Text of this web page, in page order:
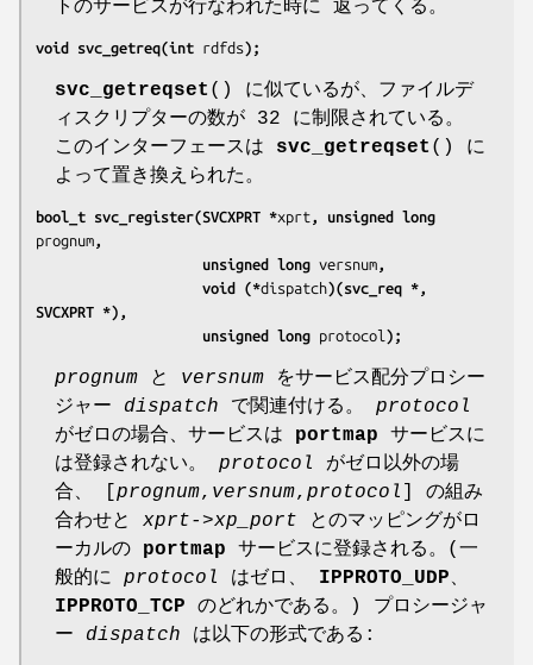
トのサービスが行なわれた時に 返ってくる。
void svc_getreq(int rdfds);
svc_getreqset () に似ているが、ファイルデ
ィスクリプターの数が 32 に制限されている。
このインターフェースは svc_getreqset () に
よって置き換えられた。
bool_t svc_register(SVCXPRT *xprt
prognum ,
                    unsigned long
versnum ,
                    void (*
dispatch)(svc_req *,
SVCXPRT *),
                    unsigned long
protocol );
prognum と versnum をサービス配分プロシー
ジャー dispatch で関連付ける。 protocol
がゼロの場合、サービスは portmap サービスに
は登録されない。 protocol
がゼロ以外の場
合、 [ prognum, versnum, protocol
] の組み
合わせと xprt->xp_port とのマッピングがロ
ーカルの portmap サービスに登録される。(一
般的に protocol はゼロ、 IPPROTO_UDP、
IPPROTO_TCP のどれかである。) プロシージャ
ー dispatch は以下の形式である: